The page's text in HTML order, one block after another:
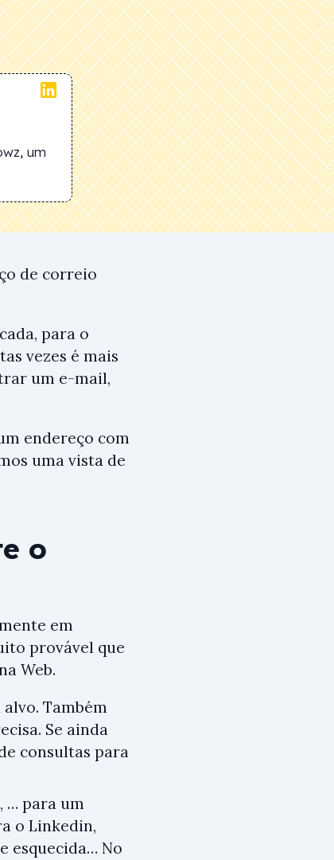
um
de correio
para o
vezes é mais
um e-mail,
endereço com
uma vista de
o
em
provável que
Web.
Também
Se ainda
consultas para
… para um
o Linkedin,
esquecida… No